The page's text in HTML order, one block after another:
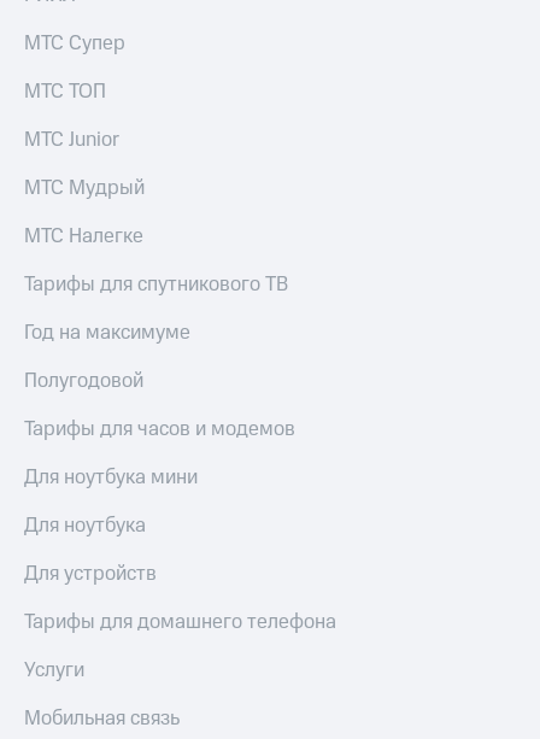
только
Безопасность
Детям
и родителям
Здоровье
от МТС
Акции
Приложения
КИОН
Музыка
КИОН
Строки
Live
Мой
Гудок
Мой
приложения
Инвестиции
Получайте
онлайн
Страхование
полисов
онлайн
Скидка 30%
на связь
С картой
Деньги
Накопления
и получайте
МТС Супер
МТС ТОП
МТС Junior
МТС Мудрый
МТС Налегке
Тарифы для спутникового ТВ
Год на максимуме
Полугодовой
Тарифы для часов и модемов
Для ноутбука мини
Для ноутбука
Для устройств
Тарифы для домашнего телефона
Услуги
Мобильная связь